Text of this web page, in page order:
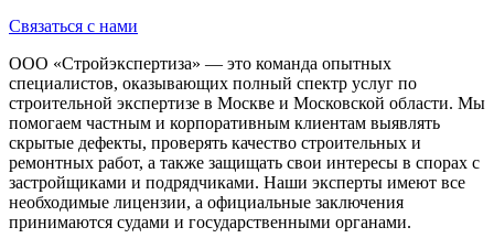
Связаться с нами
ООО «Стройэкспертиза» — это команда опытных
специалистов, оказывающих полный спектр услуг по
строительной экспертизе в Москве и Московской области. Мы
помогаем частным и корпоративным клиентам выявлять
скрытые дефекты, проверять качество строительных и
ремонтных работ, а также защищать свои интересы в спорах с
застройщиками и подрядчиками. Наши эксперты имеют все
необходимые лицензии, а официальные заключения
принимаются судами и государственными органами.